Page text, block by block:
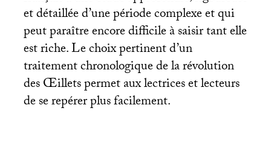
et détaillée d’une période complexe et qui
peut paraître encore difficile à saisir tant elle
est riche. Le choix pertinent d’un
traitement chronologique de la révolution
des Œillets permet aux lectrices et lecteurs
de se repérer plus facilement.